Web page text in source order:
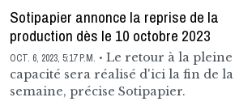
Sotipapier annonce la reprise de la
production dès le 10 octobre 2023
OCT. 6, 2023, 5:17 P.M.
Le retour à la pleine
capacité sera réalisé d'ici la fin de la
semaine, précise Sotipapier.